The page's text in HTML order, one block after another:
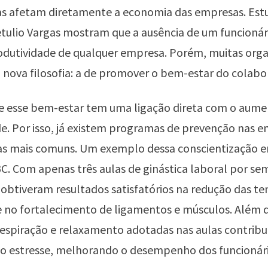
afetam diretamente a economia das empresas.
Vargas mostram que a ausência de um
de qualquer empresa. Porém, muitas
nova filosofia: a de promover o bem-estar do
esse bem-estar tem uma ligação direta com o
Por isso, já existem programas de prevenção nas
mais comuns. Um exemplo dessa conscientização
Com apenas três aulas de ginástica laboral por
resultados satisfatórios na redução das
no fortalecimento de ligamentos e músculos. Além
e relaxamento adotadas nas aulas
estresse, melhorando o desempenho dos